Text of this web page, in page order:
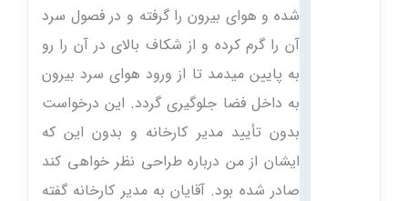
شده و هوای بیرون را گرفته و در فصول سرد
آن را گرم کرده و از شکاف بالای در آن را رو
به پایین میدمد تا از ورود هوای سرد بیرون
به داخل فضا جلوگیری گردد. این درخواست
بدون تأیید مدیر کارخانه و بدون این که
ایشان از من درباره طراحی نظر خواهی کند
صادر شده بود. آقایان به مدیر کارخانه گفته